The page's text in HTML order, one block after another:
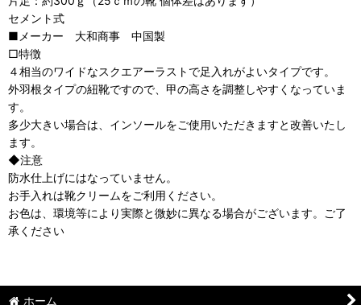
セメント式
■メーカー 大和商事 中国製
□特徴
４相当のワイドなスクエアーラストで足入れがよいタイプです。
外羽根タイプの紐靴ですので、甲の高さを調整しやすくなっていま
す。
多少大きい場合は、インソールをご使用いただきますと改善いたし
ます。
◆注意
防水仕上げにはなっていません。
お手入れは靴クリームをご利用ください。
お色は、環境等により実際と微妙に異なる場合がございます。ご了
承ください
ホーム